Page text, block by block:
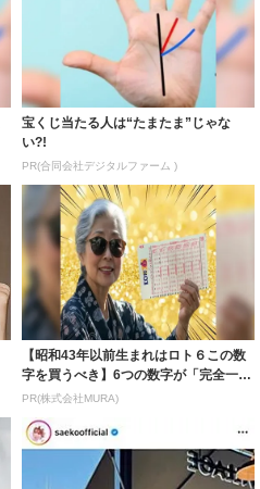
宝くじ当たる人は“たまたま”じゃな
い?!
PR(合同会社デジタルファーム )
【昭和43年以前生まれはロト６この数
字を買うべき】6つの数字が「完全一
致」する方...
PR(株式会社MURA)